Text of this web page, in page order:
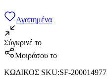
Αγαπημένα
Σύγκρινέ το
Μοιράσου το
ΚΩΔΙΚΟΣ SKU:SF-200014977